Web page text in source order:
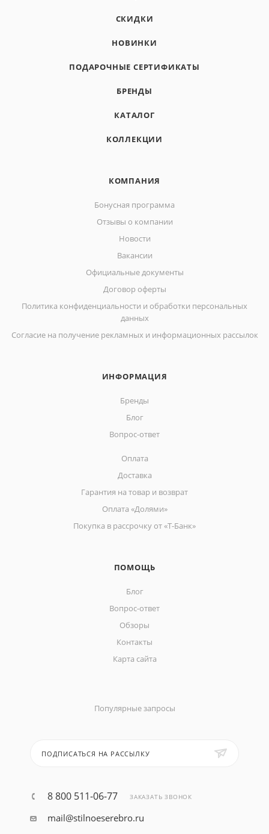
СКИДКИ
НОВИНКИ
ПОДАРОЧНЫЕ СЕРТИФИКАТЫ
БРЕНДЫ
КАТАЛОГ
КОЛЛЕКЦИИ
КОМПАНИЯ
Бонусная программа
Отзывы о компании
Новости
Вакансии
Официальные документы
Договор оферты
Политика конфиденциальности и обработки персональных
данных
Согласие на получение рекламных и информационных рассылок
ИНФОРМАЦИЯ
Бренды
Блог
Вопрос-ответ
Оплата
Доставка
Гарантия на товар и возврат
Оплата «Долями»
Покупка в рассрочку от «Т-Банк»
ПОМОЩЬ
Блог
Вопрос-ответ
Обзоры
Контакты
Карта сайта
Популярные запросы
ПОДПИСАТЬСЯ НА РАССЫЛКУ
8 800 511-06-77 ЗАКАЗАТЬ ЗВОНОК
mail@stilnoeserebro.ru